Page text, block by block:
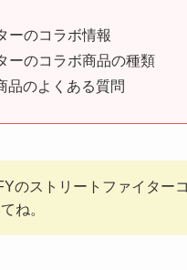
ーのコラボ情報
ーのコラボ商品の種類
品のよくある質問
のストリートファイター
ね。